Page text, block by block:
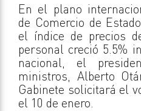
En el plano
de Comercio de
el índice de precios
personal creció 5.5%
nacional, el
ministros, Alberto
Gabinete solicitará el
el 10 de enero.